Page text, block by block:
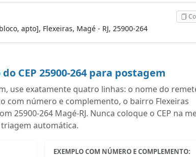
apto], Flexeiras, Magé - RJ, 25900-264
CEP 25900-264 para postagem
use exatamente quatro linhas: o nome do
com número e complemento, o bairro Flexeiras
25900-264 Magé-RJ. Nunca coloque o CEP na
automática.
EXEMPLO COM NÚMERO E COMPLEMENTO: